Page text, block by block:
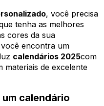
, você precisa
tenha as melhores
cores da sua
encontra um
calendários 2025com
materiais de excelente
calendário